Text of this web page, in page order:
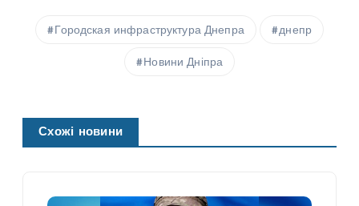
Городская инфраструктура Днепра днепр
Новини Дніпра
Схожі новини